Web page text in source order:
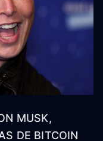
MUSK,
DE BITCOIN